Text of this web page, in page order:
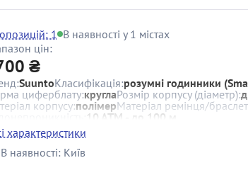
1 В наявності у 1 містах
цін:
₴
SuuntoКласифікація:розумні годинники
циферблату:круглаРозмір корпусу (діаметр):
корпусу:полімерМатеріал ремінця/
10 АТМ - до 100 м
сповіщення про вхідні події, трекінг сну,
барометр, компас, альтиметр
пульсоксиметр
ОС:
характеристики
В наявності: Київ